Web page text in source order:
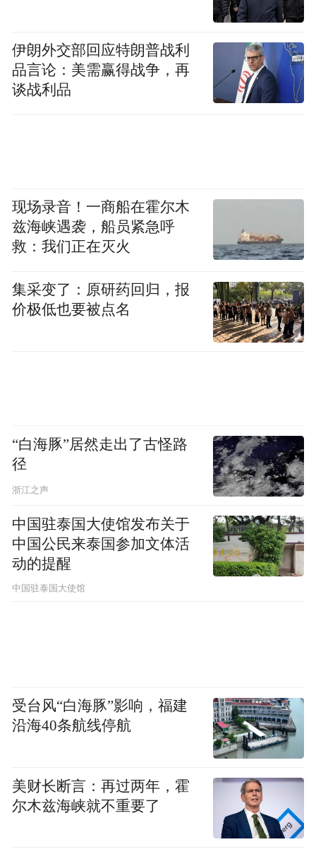
伊朗外交部回应特朗普战利
品言论：美需赢得战争，再
谈战利品
现场录音！一商船在霍尔木
兹海峡遇袭，船员紧急呼
救：我们正在灭火
集采变了：原研药回归，报
价极低也要被点名
“白海豚”居然走出了古怪路
径
浙江之声
中国驻泰国大使馆发布关于
中国公民来泰国参加文体活
动的提醒
中国驻泰国大使馆
受台风“白海豚”影响，福建
沿海40条航线停航
美财长断言：再过两年，霍
尔木兹海峡就不重要了